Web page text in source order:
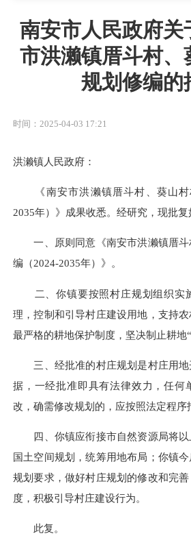
南安市人民政府关
市洪濑镇厝斗村、
规划修编的
时间：2025-04-03 17:21
洪濑镇人民政府：
《南安市洪濑镇厝斗村、葵山村
2035年）》成果收悉。经研究，现批复
一、原则同意《南安市洪濑镇厝斗
编（2024-2035年）》。
二、你镇要按照村庄规划组织实
理，控制和引导村庄建设用地，支持
最严格的耕地保护制度，坚决制止耕地“
三、经批准的村庄规划是村庄用地
据，一经批准即具有法律效力，任何
改，确需修改规划的，应按照法定程序
四、你镇应衔接市自然资源局将以
国土空间规划，统筹用地布局；你镇
规划要求，做好村庄规划的修改和完
度，积极引导村庄建设行为。
此复。